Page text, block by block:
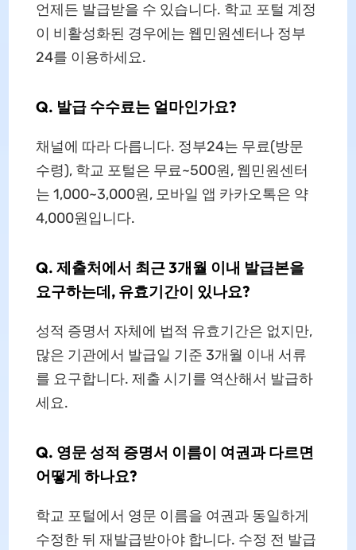
언제든 발급받을 수 있습니다. 학교 포털 계정
이 비활성화된 경우에는 웹민원센터나 정부
24를 이용하세요.
Q. 발급 수수료는 얼마인가요?
채널에 따라 다릅니다. 정부24는 무료(방문
수령), 학교 포털은 무료~500원, 웹민원센터
는 1,000~3,000원, 모바일 앱 카카오톡은 약
4,000원입니다.
Q. 제출처에서 최근 3개월 이내 발급본을
요구하는데, 유효기간이 있나요?
성적 증명서 자체에 법적 유효기간은 없지만,
많은 기관에서 발급일 기준 3개월 이내 서류
를 요구합니다. 제출 시기를 역산해서 발급하
세요.
Q. 영문 성적 증명서 이름이 여권과 다르면
어떻게 하나요?
학교 포털에서 영문 이름을 여권과 동일하게
수정한 뒤 재발급받아야 합니다. 수정 전 발급